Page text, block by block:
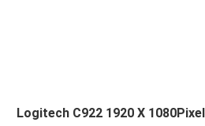
Logitech C922 1920 X